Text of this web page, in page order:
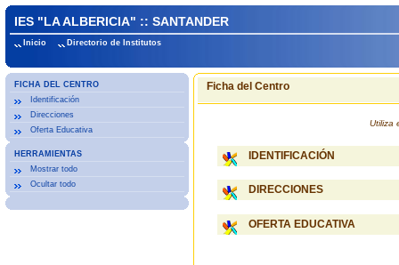
IES "LA ALBERICIA" :: SANTANDER
Inicio Directorio de Institutos
FICHA DEL CENTRO
Identificación
Direcciones
Oferta Educativa
HERRAMIENTAS
Mostrar todo
Ocultar todo
Ficha del Centro
Utiliza
IDENTIFICACIÓN
DIRECCIONES
OFERTA EDUCATIVA